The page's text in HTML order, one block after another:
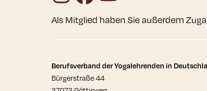
Als Mitglied haben Sie außerdem
Kontaktdaten und
Berufsverband der Yogalehrenden in
Bürgerstraße 44